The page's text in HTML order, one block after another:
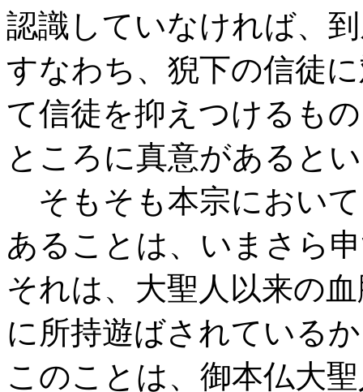
認識していなければ、
すなわち、猊下の信徒
て信徒を抑えつけるも
ところに真意があると
そもそも本宗におい
あることは、いまさら
それは、大聖人以来の
に所持遊ばされている
このことは、御本仏大